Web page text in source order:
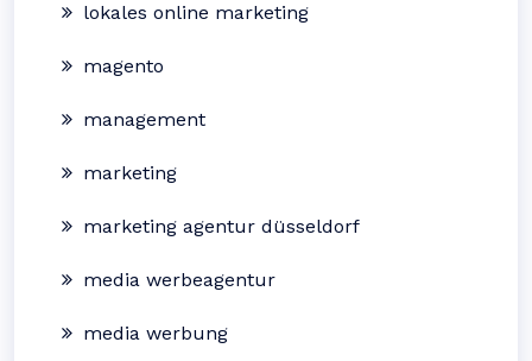
lokales online marketing
magento
management
marketing
marketing agentur düsseldorf
media werbeagentur
media werbung